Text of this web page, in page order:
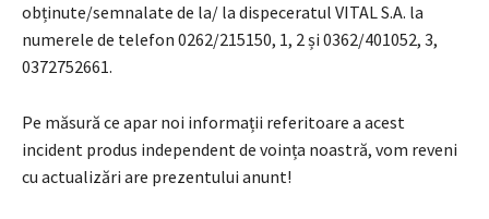
obținute/semnalate de la/ la dispeceratul VITAL S.A. la
numerele de telefon 0262/215150, 1, 2 și 0362/401052, 3,
0372752661.
Pe măsură ce apar noi informații referitoare a acest
incident produs independent de voința noastră, vom reveni
cu actualizări are prezentului anunt!